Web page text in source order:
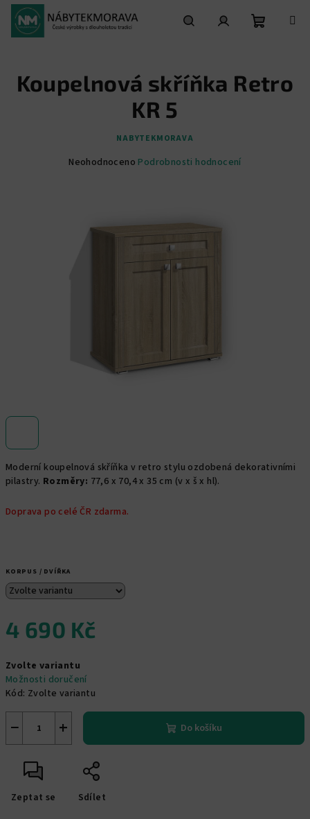
Přejít
obsah
košík
Moderní koupelnová skříňka v retro stylu ozdobená dekorativními
pilastry. Rozměry: 77,6 x 70,4 x 35 cm (v x š x hl).
Doprava po celé ČR zdarma.
KORPUS / DVÍŘKA
4 690 Kč
cena:
Zvolte variantu
Možnosti doručení
Kód: Zvolte variantu
+
− Do košíku
Zeptat se Sdílet
Koupelnová skříňka Retro
KR 5
NABYTEKMORAVA
Průměrné
Neohodnoceno Podrobnosti hodnocení